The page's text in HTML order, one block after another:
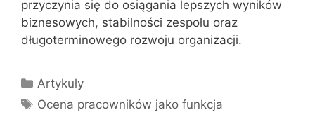
przyczynia się do osiągania lepszych wyników
biznesowych, stabilności zespołu oraz
długoterminowego rozwoju organizacji.
Kategorie
Artykuły
Tagi
Ocena pracowników jako funkcja